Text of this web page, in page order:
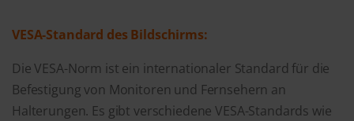
VESA-Standard des Bildschirms:
Die VESA-Norm ist ein internationaler Standard für die
Befestigung von Monitoren und Fernsehern an
Halterungen. Es gibt verschiedene VESA-Standards wie